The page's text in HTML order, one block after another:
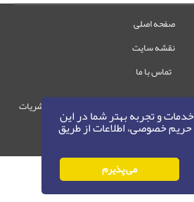
و تجربه بهتر شما در این
خصوصی، اطلاعات از طریق
می پذیرم
صفحه اصلی
نقشه سایت
تماس با ما
این وب‌سایت متعلق به سامانه مدیریت نشریات
رایمگ است.
حق نشر